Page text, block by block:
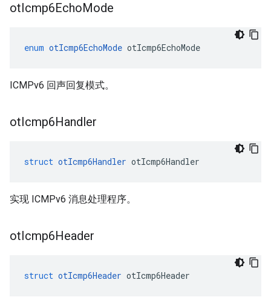
otIcmp6EchoMode
enum otIcmp6EchoMode otIcmp6EchoMode
ICMPv6 回声回复模式。
otIcmp6Handler
struct otIcmp6Handler otIcmp6Handler
实现 ICMPv6 消息处理程序。
otIcmp6Header
struct otIcmp6Header otIcmp6Header